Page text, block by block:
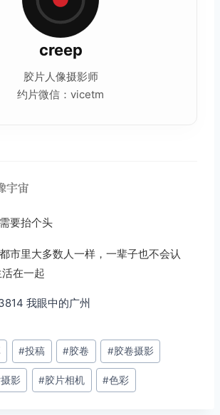
creep
胶片人像摄影师
约片微信：vicetm
宇宙
要抬个头
市里大多数人一样，一辈子也不会认
在一起
我眼中的广州
#投稿 #胶卷 #胶卷摄影
影 #胶片相机 #色彩